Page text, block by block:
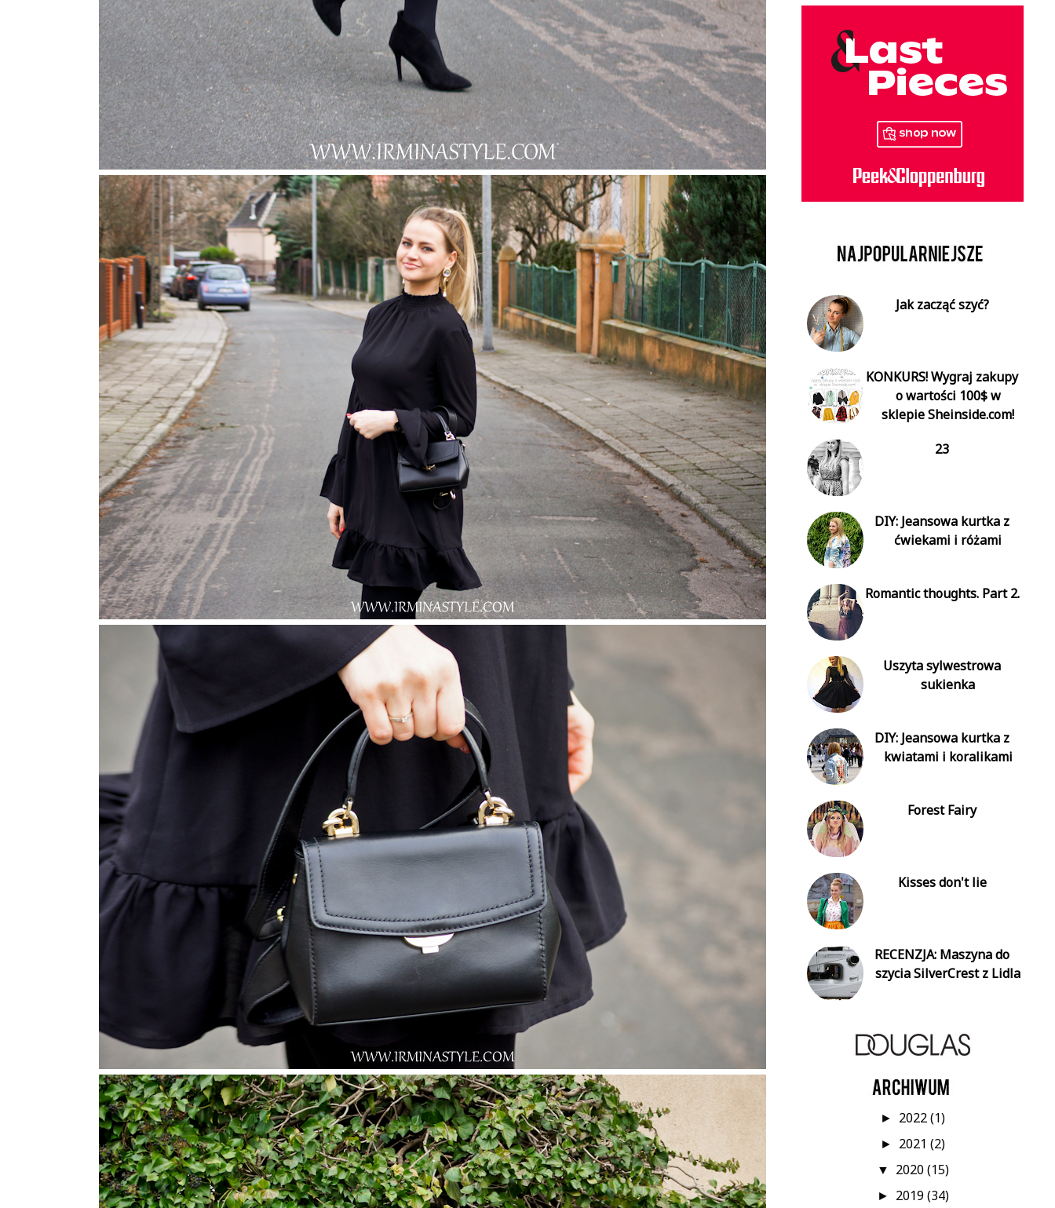
Jak zacząć szyć?
KONKURS! Wygraj zakupy
o wartości 100$ w
sklepie Sheinside.com!
23
DIY: Jeansowa kurtka z
ćwiekami i różami
Romantic thoughts. Part 2.
Uszyta sylwestrowa
sukienka
DIY: Jeansowa kurtka z
kwiatami i koralikami
Forest Fairy
Kisses don't lie
RECENZJA: Maszyna do
szycia SilverCrest z Lidla
► 2022(1)
► 2021(2)
▼ 2020(15)
► 2019(34)